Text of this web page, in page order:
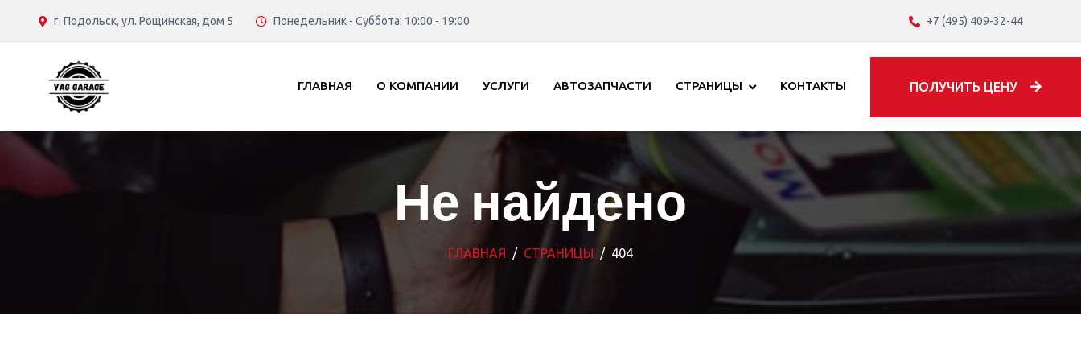
г. Подольск, ул. Рощинская, дом 5 Понедельник - Суббота: 10:00 - 19:00 +7 (495) 409-32-44
ГЛАВНАЯ О КОМПАНИИ УСЛУГИ АВТОЗАПЧАСТИ СТРАНИЦЫ КОНТАКТЫ ПОЛУЧИТЬ ЦЕНУ
Не найдено
ГЛАВНАЯ СТРАНИЦЫ 404